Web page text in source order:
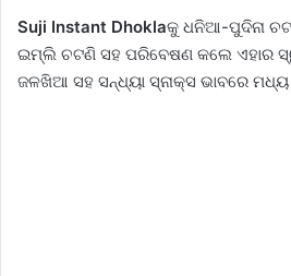
Suji Instant Dhoklaକୁ ଧନିଆ-ପୁଦିନା
ଇମ୍ଲି ଚଟଣି ସହ ପରିବେଷଣ କଲେ ଏହାର
ଜଳଖିଆ ସହ ସନ୍ଧ୍ୟା ସ୍ନାକ୍ସ ଭାବରେ